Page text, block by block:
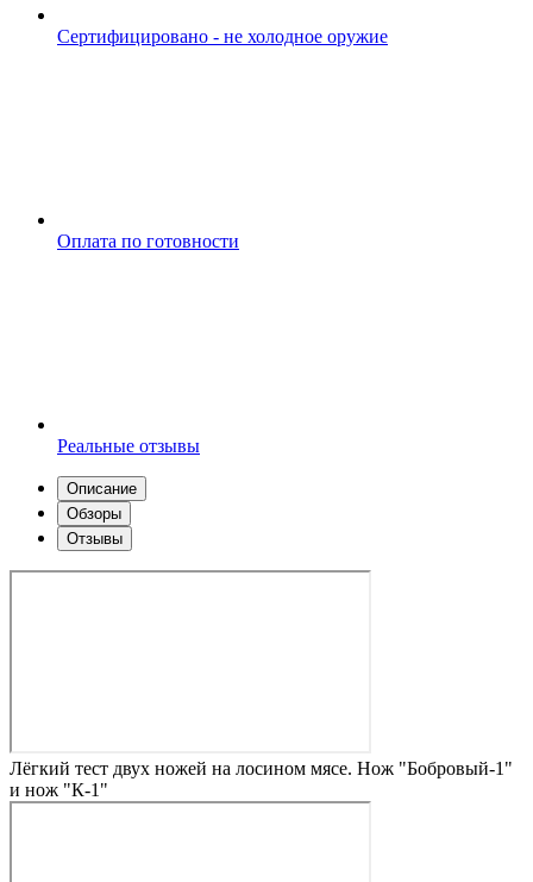
Сертифицировано - не холодное оружие
Оплата по готовности
Реальные отзывы
Описание
Обзоры
Отзывы
Лёгкий тест двух ножей на лосином мясе. Нож "Бобровый-1"
и нож "К-1"